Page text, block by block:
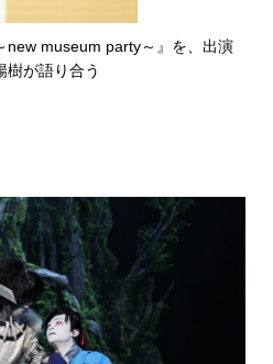
new museum party～』を、出演
樹が語り合う